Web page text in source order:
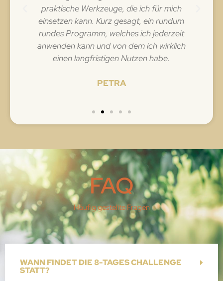
praktische Werkzeuge, die ich für mich
einsetzen kann. Kurz gesagt, ein rundum
rundes Programm, welches ich jederzeit
anwenden kann und von dem ich wirklich
einen langfristigen Nutzen habe.
PETRA
FAQ
Häufig gestellte Fragen
WANN FINDET DIE 8-TAGES CHALLENGE
STATT?